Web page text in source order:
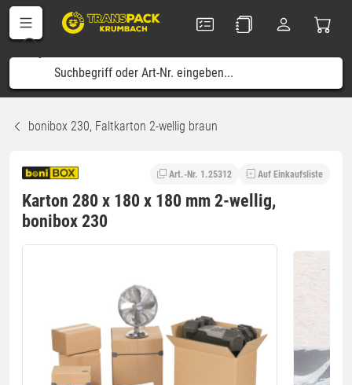
bonibox 230, Faltkarton 2-wellig braun
Art.-Nr. 1.25312 Auf Einkaufsliste
Karton 280 x 180 x 180 mm 2-wellig,
bonibox 230